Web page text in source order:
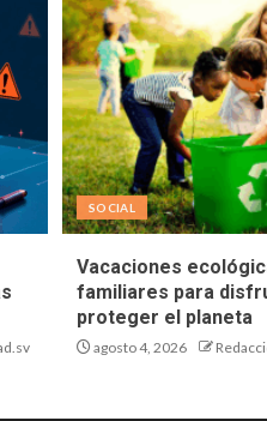
SOCIAL
Vacaciones
familiares para
proteger el planeta
agosto 4, 2026